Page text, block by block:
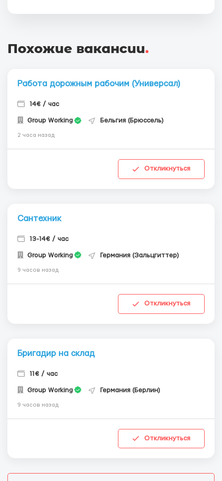
Похожие вакансии.
Работа дорожным рабочим (Универсал)
14€ / час
Group Working Бельгия (Брюссель)
2 часа назад
Откликнуться
Сантехник
13-14€ / час
Group Working Германия (Зальцгиттер)
9 часов назад
Откликнуться
Бригадир на склад
11€ / час
Group Working Германия (Берлин)
9 часов назад
Откликнуться